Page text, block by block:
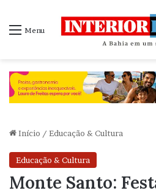
Menu
Início / Educação & Cultura
Educação & Cultura
Monte Santo: